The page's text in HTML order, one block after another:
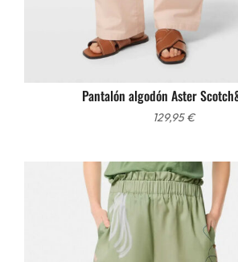
Pantalón algodón Aster
129,95€